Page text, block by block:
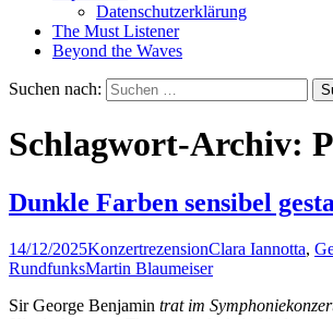
Datenschutzerklärung
The Must Listener
Beyond the Waves
Suchen nach:
Schlagwort-Archiv:
Dunkle Farben sensibel
14/12/2025KonzertrezensionClara Iannotta,
RundfunksMartin Blaumeiser
Sir George Benjamin trat im